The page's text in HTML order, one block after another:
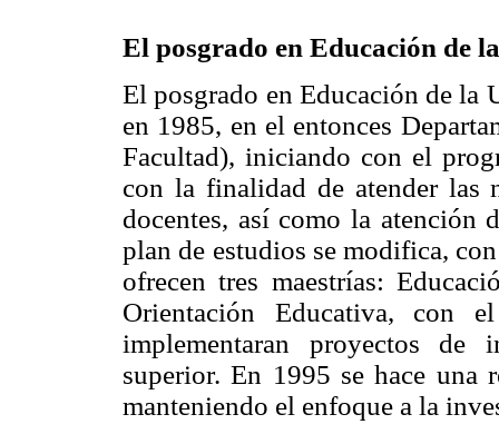
El posgrado en Educación de
El posgrado en Educación de la
en 1985, en el entonces
Facultad), iniciando con el
con la finalidad de atender las
docentes, así como la atención
plan de estudios se modifica,
ofrecen tres maestrías:
Orientación Educativa, con
implementaran proyectos de
superior. En 1995 se hace una
manteniendo el enfoque a la